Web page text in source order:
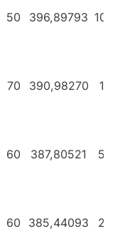
50 396,89793
70 390,98270
60 387,80521
60 385,44093